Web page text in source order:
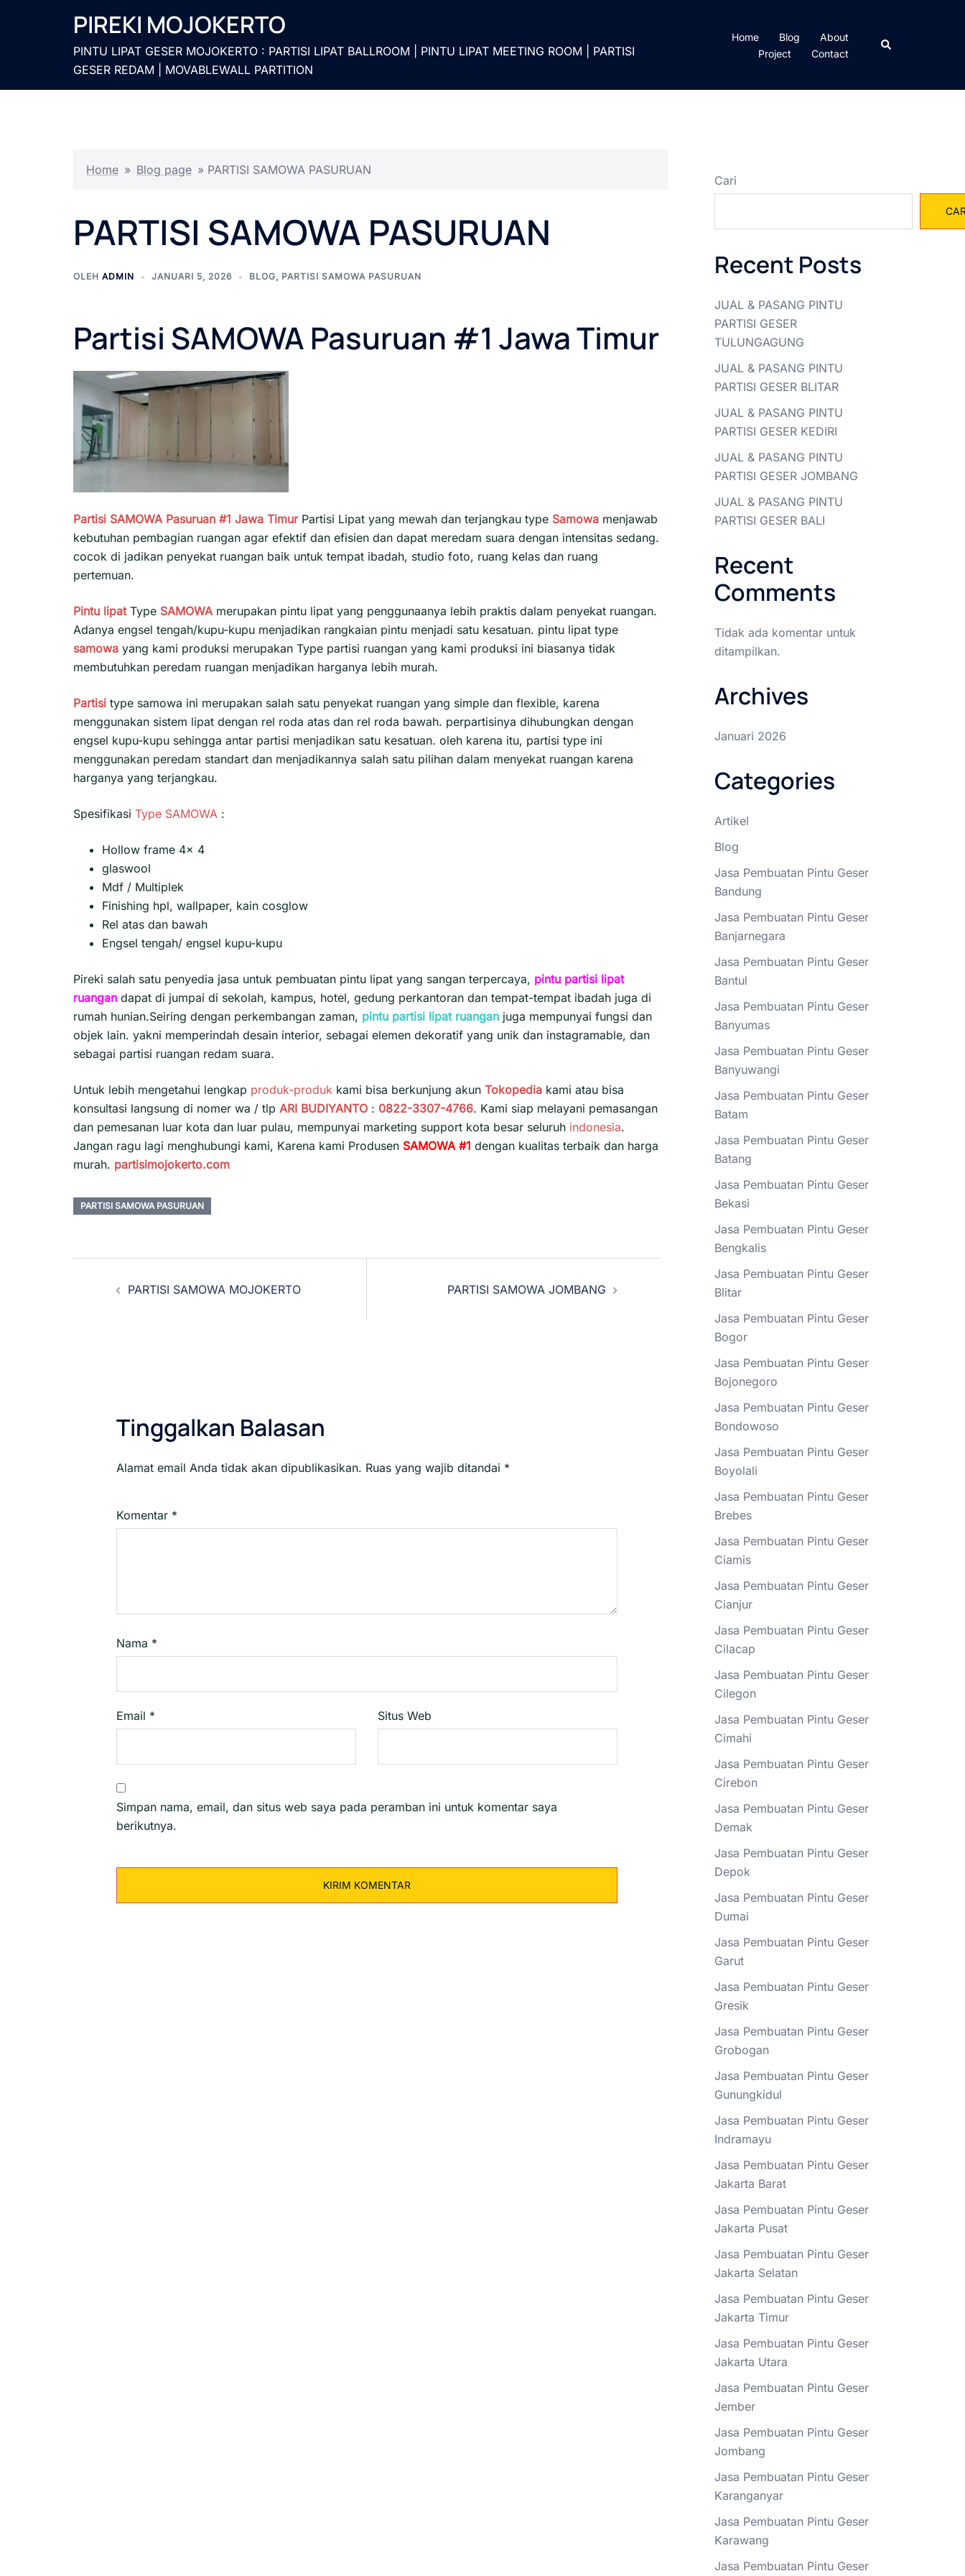
PIREKI MOJOKERTO
PINTU LIPAT GESER MOJOKERTO : PARTISI LIPAT BALLROOM | PINTU LIPAT MEETING ROOM | PARTISI
GESER REDAM | MOVABLEWALL PARTITION
Home Blog
About
Project
Contact
Cari
Home » Blog page » PARTISI SAMOWA PASURUAN
PARTISI SAMOWA PASURUAN
OLEH ADMIN JANUARI 5, 2026 BLOG, PARTISI SAMOWA PASURUAN
Partisi SAMOWA Pasuruan #1 Jawa Timur
Partisi SAMOWA Pasuruan #1 Jawa TimurPartisi Lipat yang mewah dan terjangkau type Samowa menjawab
kebutuhan pembagian ruangan agar efektif dan efisien dan dapat meredam suara dengan intensitas sedang.
cocok di jadikan penyekat ruangan baik untuk tempat ibadah, studio foto, ruang kelas dan ruang
pertemuan.
Pintu lipatType SAMOWA merupakan pintu lipat yang penggunaanya lebih praktis dalam penyekat ruangan.
Adanya engsel tengah/kupu-kupu menjadikan rangkaian pintu menjadi satu kesatuan. pintu lipat type
samowa yang kami produksi merupakan Type partisi ruangan yang kami produksi ini biasanya tidak
membutuhkan peredam ruangan menjadikan harganya lebih murah.
Partisi type samowa ini merupakan salah satu penyekat ruangan yang simple dan flexible, karena
menggunakan sistem lipat dengan rel roda atas dan rel roda bawah. perpartisinya dihubungkan dengan
engsel kupu-kupu sehingga antar partisi menjadikan satu kesatuan. oleh karena itu, partisi type ini
menggunakan peredam standart dan menjadikannya salah satu pilihan dalam menyekat ruangan karena
harganya yang terjangkau.
Spesifikasi Type SAMOWA :
Hollow frame 4x 4
glaswool
Mdf / Multiplek
Finishing hpl, wallpaper, kain cosglow
Rel atas dan bawah
Engsel tengah/ engsel kupu-kupu
Pireki salah satu penyedia jasa untuk pembuatan pintu lipat yang sangan terpercaya, pintu partisi lipat
ruangan dapat di jumpai di sekolah, kampus, hotel, gedung perkantoran dan tempat-tempat ibadah juga di
rumah hunian.Seiring dengan perkembangan zaman, pintu partisi lipat ruangan juga mempunyai fungsi dan
objek lain. yakni memperindah desain interior, sebagai elemen dekoratif yang unik dan instagramable, dan
sebagai partisi ruangan redam suara.
Untuk lebih mengetahui lengkap produk-produk kami bisa berkunjung akun Tokopedia kami atau bisa
konsultasi langsung di nomer wa / tlp ARI BUDIYANTO : 0822-3307-4766. Kami siap melayani pemasangan
dan pemesanan luar kota dan luar pulau, mempunyai marketing support kota besar seluruh indonesia.
Jangan ragu lagi menghubungi kami, Karena kami Produsen SAMOWA #1 dengan kualitas terbaik dan harga
murah. partisimojokerto.com
PARTISI SAMOWA PASURUAN
Navigasi
PARTISI SAMOWA MOJOKERTO PARTISI SAMOWA JOMBANG
Tinggalkan Balasan
Alamat email Anda tidak akan dipublikasikan. Ruas yang wajib ditandai *
Komentar *
Nama *
Email * Situs Web
Simpan nama, email, dan situs web saya pada peramban ini untuk komentar saya
berikutnya.
Cari
Recent Posts
JUAL & PASANG PINTU
PARTISI GESER
TULUNGAGUNG
JUAL & PASANG PINTU
PARTISI GESER BLITAR
JUAL & PASANG PINTU
PARTISI GESER KEDIRI
JUAL & PASANG PINTU
PARTISI GESER JOMBANG
JUAL & PASANG PINTU
PARTISI GESER BALI
Recent
Comments
Tidak ada komentar untuk
ditampilkan.
Archives
Januari 2026
Categories
Artikel
Blog
Jasa Pembuatan Pintu Geser
Bandung
Jasa Pembuatan Pintu Geser
Banjarnegara
Jasa Pembuatan Pintu Geser
Bantul
Jasa Pembuatan Pintu Geser
Banyumas
Jasa Pembuatan Pintu Geser
Banyuwangi
Jasa Pembuatan Pintu Geser
Batam
Jasa Pembuatan Pintu Geser
Batang
Jasa Pembuatan Pintu Geser
Bekasi
Jasa Pembuatan Pintu Geser
Bengkalis
Jasa Pembuatan Pintu Geser
Blitar
Jasa Pembuatan Pintu Geser
Bogor
Jasa Pembuatan Pintu Geser
Bojonegoro
Jasa Pembuatan Pintu Geser
Bondowoso
Jasa Pembuatan Pintu Geser
Boyolali
Jasa Pembuatan Pintu Geser
Brebes
Jasa Pembuatan Pintu Geser
Ciamis
Jasa Pembuatan Pintu Geser
Cianjur
Jasa Pembuatan Pintu Geser
Cilacap
Jasa Pembuatan Pintu Geser
Cilegon
Jasa Pembuatan Pintu Geser
Cimahi
Jasa Pembuatan Pintu Geser
Cirebon
Jasa Pembuatan Pintu Geser
Demak
Jasa Pembuatan Pintu Geser
Depok
Jasa Pembuatan Pintu Geser
Dumai
Jasa Pembuatan Pintu Geser
Garut
Jasa Pembuatan Pintu Geser
Gresik
Jasa Pembuatan Pintu Geser
Grobogan
Jasa Pembuatan Pintu Geser
Gunungkidul
Jasa Pembuatan Pintu Geser
Indramayu
Jasa Pembuatan Pintu Geser
Jakarta Barat
Jasa Pembuatan Pintu Geser
Jakarta Pusat
Jasa Pembuatan Pintu Geser
Jakarta Selatan
Jasa Pembuatan Pintu Geser
Jakarta Timur
Jasa Pembuatan Pintu Geser
Jakarta Utara
Jasa Pembuatan Pintu Geser
Jember
Jasa Pembuatan Pintu Geser
Jombang
Jasa Pembuatan Pintu Geser
Karanganyar
Jasa Pembuatan Pintu Geser
Karawang
Jasa Pembuatan Pintu Geser